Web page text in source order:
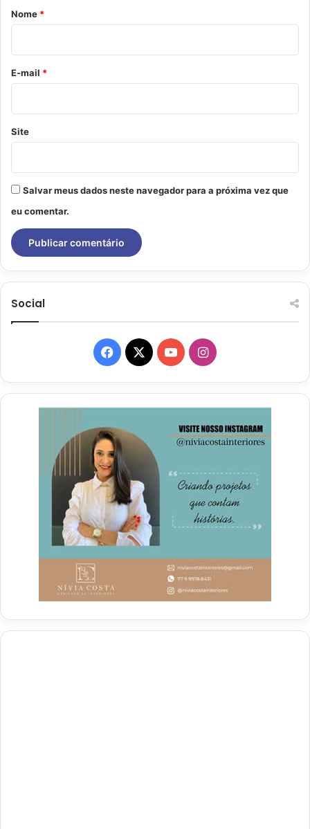
r
o
*
Nome *
E-mail *
Site
Salvar meus dados neste navegador para a próxima vez que
eu comentar.
Social
Facebook
X YouTubeInstagram